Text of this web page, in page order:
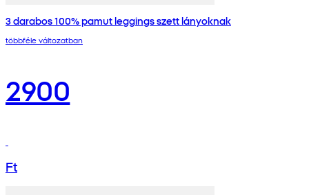
3 darabos 100% pamut leggings szett lányoknak
többféle változatban
2900
Ft